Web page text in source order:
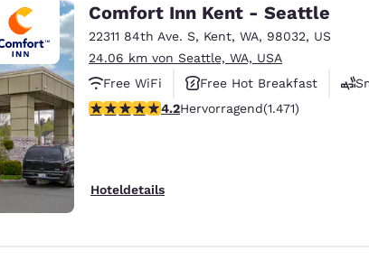
Comfort Inn Kent - Seattle
22311 84th Ave. S, Kent, WA, 98032, US
24.06 km von Seattle, WA, USA
Free WiFi
Free Hot Breakfast
4.22-Sterne-Bewertung. Hervorragend. 1471
4.2Hervorragend(1.471)
Hoteldetails